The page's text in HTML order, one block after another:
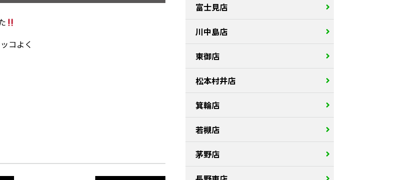
コよく
富士見店
川中島店
東御店
松本村井店
箕輪店
若槻店
茅野店